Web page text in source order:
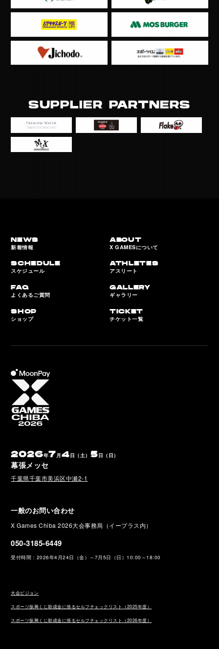
SUPPLIER PARTNERS
NEWS
新着情報
ABOUT
X GAMESについて
SCHEDULE
スケジュール
ATHLETES
アスリート
FAQ
よくあるご質問
GALLERY
ギャラリー
SHOP
ショップ
TICKET
チケット一覧
2026年7 月4日（土） 5日（日）
幕張メッセ
千葉県千葉市美浜区中瀬2-1
一般のお問い合わせ
X Games Chiba 2026大会事務局（イープラス内）
050-3185-6449
受付時間：2026年4月24日（金）～7月5日（日）10:00～18:00
大会ビジョン
スポーツ振興くじ助成金に係るセルフチェックリスト（2025年度）
スポーツ振興くじ助成金に係るセルフチェックリスト（2026年度）